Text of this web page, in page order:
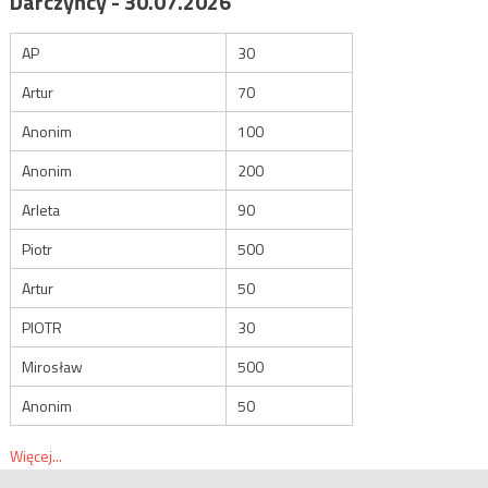
AP
30
Artur
70
Anonim
100
Anonim
200
Arleta
90
Piotr
500
Artur
50
PIOTR
30
Mirosław
500
Anonim
50
Więcej...